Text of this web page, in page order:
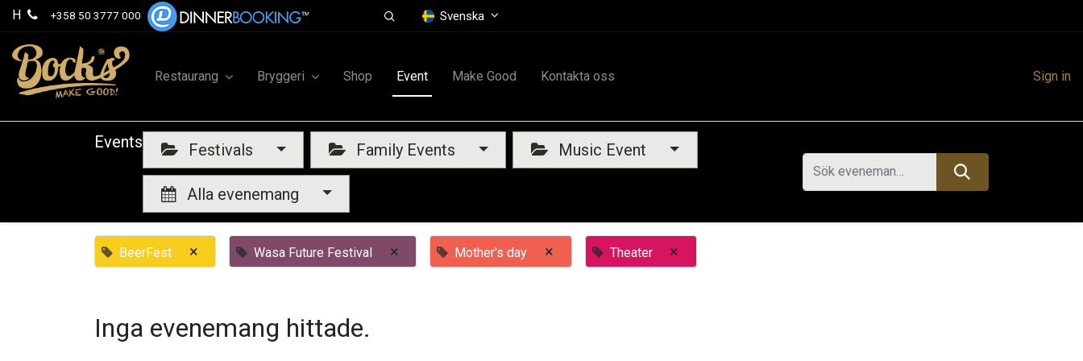
H +358 50 3777 000 Svenska
Restaurang Bryggeri Shop Event Make Good Kontakta oss Sign in
Events Festivals Family Events Music Event
Alla evenemang
BeerFest × Wasa Future Festival × Mother's day × Theater ×
Inga evenemang hittade.